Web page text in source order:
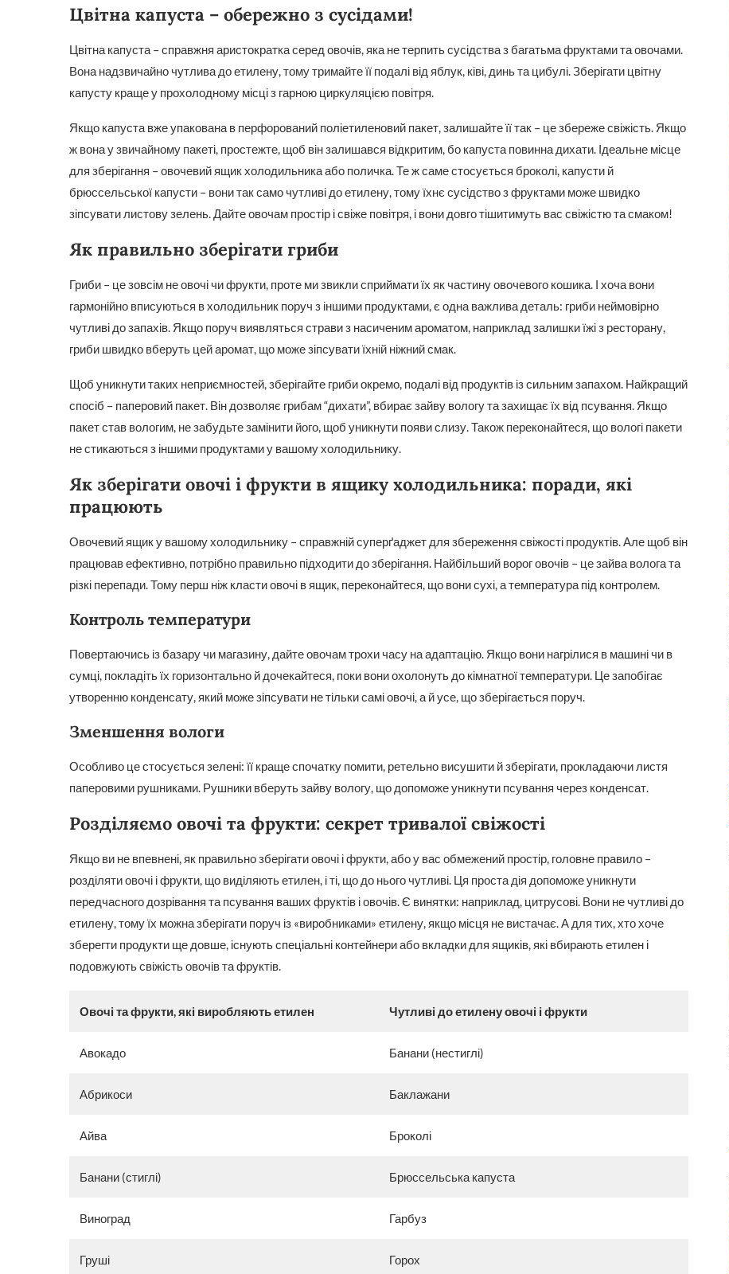
Цвітна капуста – обережно з сусідами!
Цвітна капуста – справжня аристократка серед овочів, яка не терпить сусідства з багатьма фруктами та овочами.
Вона надзвичайно чутлива до етилену, тому тримайте її подалі від яблук, ківі, динь та цибулі. Зберігати цвітну
капусту краще у прохолодному місці з гарною циркуляцією повітря.
Якщо капуста вже упакована в перфорований поліетиленовий пакет, залишайте її так – це збереже свіжість. Якщо
ж вона у звичайному пакеті, простежте, щоб він залишався відкритим, бо капуста повинна дихати. Ідеальне місце
для зберігання – овочевий ящик холодильника або поличка. Те ж саме стосується броколі, капусти й
брюссельської капусти – вони так само чутливі до етилену, тому їхнє сусідство з фруктами може швидко
зіпсувати листову зелень. Дайте овочам простір і свіже повітря, і вони довго тішитимуть вас свіжістю та смаком!
Як правильно зберігати гриби
Гриби – це зовсім не овочі чи фрукти, проте ми звикли сприймати їх як частину овочевого кошика. І хоча вони
гармонійно вписуються в холодильник поруч з іншими продуктами, є одна важлива деталь: гриби неймовірно
чутливі до запахів. Якщо поруч виявляться страви з насиченим ароматом, наприклад залишки їжі з ресторану,
гриби швидко вберуть цей аромат, що може зіпсувати їхній ніжний смак.
Щоб уникнути таких неприємностей, зберігайте гриби окремо, подалі від продуктів із сильним запахом. Найкращий
спосіб – паперовий пакет. Він дозволяє грибам “дихати”, вбирає зайву вологу та захищає їх від псування. Якщо
пакет став вологим, не забудьте замінити його, щоб уникнути появи слизу. Також переконайтеся, що вологі пакети
не стикаються з іншими продуктами у вашому холодильнику.
Як зберігати овочі і фрукти в ящику холодильника: поради, які
працюють
Овочевий ящик у вашому холодильнику – справжній суперґаджет для збереження свіжості продуктів. Але щоб він
працював ефективно, потрібно правильно підходити до зберігання. Найбільший ворог овочів – це зайва волога та
різкі перепади. Тому перш ніж класти овочі в ящик, переконайтеся, що вони сухі, а температура під контролем.
Контроль температури
Повертаючись із базару чи магазину, дайте овочам трохи часу на адаптацію. Якщо вони нагрілися в машині чи в
сумці, покладіть їх горизонтально й дочекайтеся, поки вони охолонуть до кімнатної температури. Це запобігає
утворенню конденсату, який може зіпсувати не тільки самі овочі, а й усе, що зберігається поруч.
Зменшення вологи
Особливо це стосується зелені: її краще спочатку помити, ретельно висушити й зберігати, прокладаючи листя
паперовими рушниками. Рушники вберуть зайву вологу, що допоможе уникнути псування через конденсат.
Розділяємо овочі та фрукти: секрет тривалої свіжості
Якщо ви не впевнені, як правильно зберігати овочі і фрукти, або у вас обмежений простір, головне правило –
розділяти овочі і фрукти, що виділяють етилен, і ті, що до нього чутливі. Ця проста дія допоможе уникнути
передчасного дозрівання та псування ваших фруктів і овочів. Є винятки: наприклад, цитрусові. Вони не чутливі до
етилену, тому їх можна зберігати поруч із «виробниками» етилену, якщо місця не вистачає. А для тих, хто хоче
зберегти продукти ще довше, існують спеціальні контейнери або вкладки для ящиків, які вбирають етилен і
подовжують свіжість овочів та фруктів.
Овочі та фрукти, які виробляють етилен Чутливі до етилену овочі і фрукти
Авокадо Банани (нестиглі)
Абрикоси Баклажани
Айва Броколі
Банани (стиглі) Брюссельська капуста
Виноград Гарбуз
Груші Горох